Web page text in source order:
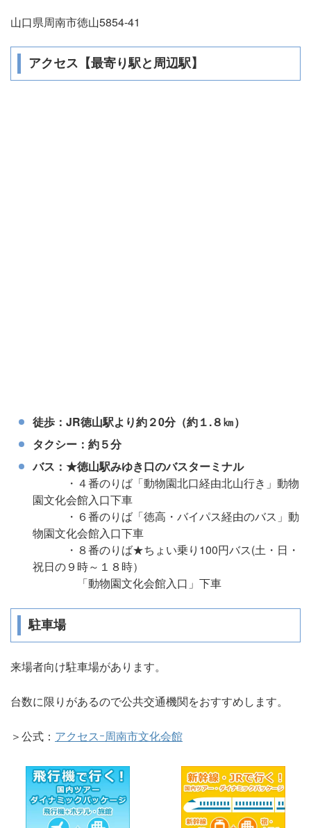
山口県周南市徳山5854-41
アクセス【最寄り駅と周辺駅】
徒歩：JR徳山駅より約２0分（約１.８㎞）
タクシー：約５分
バス：★徳山駅みゆき口のバスターミナル
・４番のりば「動物園北口経由北山行き」動物
園文化会館入口下車
・６番のりば「徳高・バイパス経由のバス」動
物園文化会館入口下車
・８番のりば★ちょい乗り100円バス(土・日・
祝日の９時～１８時）
「動物園文化会館入口」下車
駐車場
来場者向け駐車場があります。
台数に限りがあるので公共交通機関をおすすめします。
＞公式： アクセスｰ周南市文化会館